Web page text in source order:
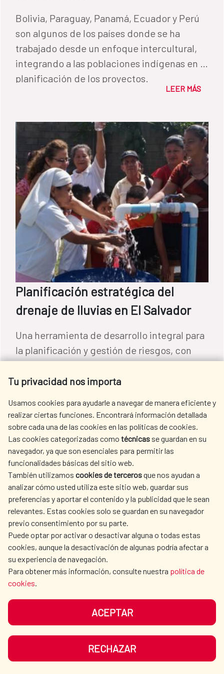
Bolivia, Paraguay, Panamá, Ecuador y Perú
son algunos de los países donde se ha
trabajado desde un enfoque intercultural,
integrando a las poblaciones indígenas en la
planificación de los proyectos.
LEER MÁS
Planificación estratégica del
drenaje de lluvias en El Salvador
Una herramienta de desarrollo integral para
la planificación y gestión de riesgos, con
acciones a corto, medio, y largo plazo, que
puede ser replicada por otros países y
Agua y saneamiento | El Salvador
LEER MÁS
Soluciones innovadoras y
sostenibles para la obtención de
agua en Honduras
Tu privacidad nos importa
Usamos cookies para ayudarle a navegar de manera eficiente y
realizar ciertas funciones. Encontrará información detallada
sobre cada una de las cookies en las políticas de cookies.
Las cookies categorizadas como técnicas se guardan en su
navegador, ya que son esenciales para permitir las
funcionalidades básicas del sitio web.
También utilizamos cookies de tercerosque nos ayudan a
analizar cómo usted utiliza este sitio web, guardar sus
preferencias y aportar el contenido y la publicidad que le sean
relevantes. Estas cookies solo se guardan en su navegador
previo consentimiento por su parte.
Puede optar por activar o desactivar alguna o todas estas
cookies, aunque la desactivación de algunas podría afectar a
su experiencia de navegación.
Para obtener más información, consulte nuestra política de
cookies.
ACEPTAR
RECHAZAR